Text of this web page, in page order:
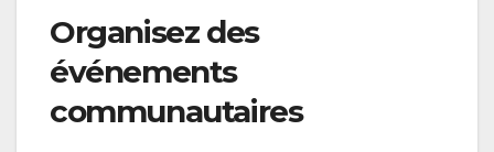
Organisez des
événements
communautaires